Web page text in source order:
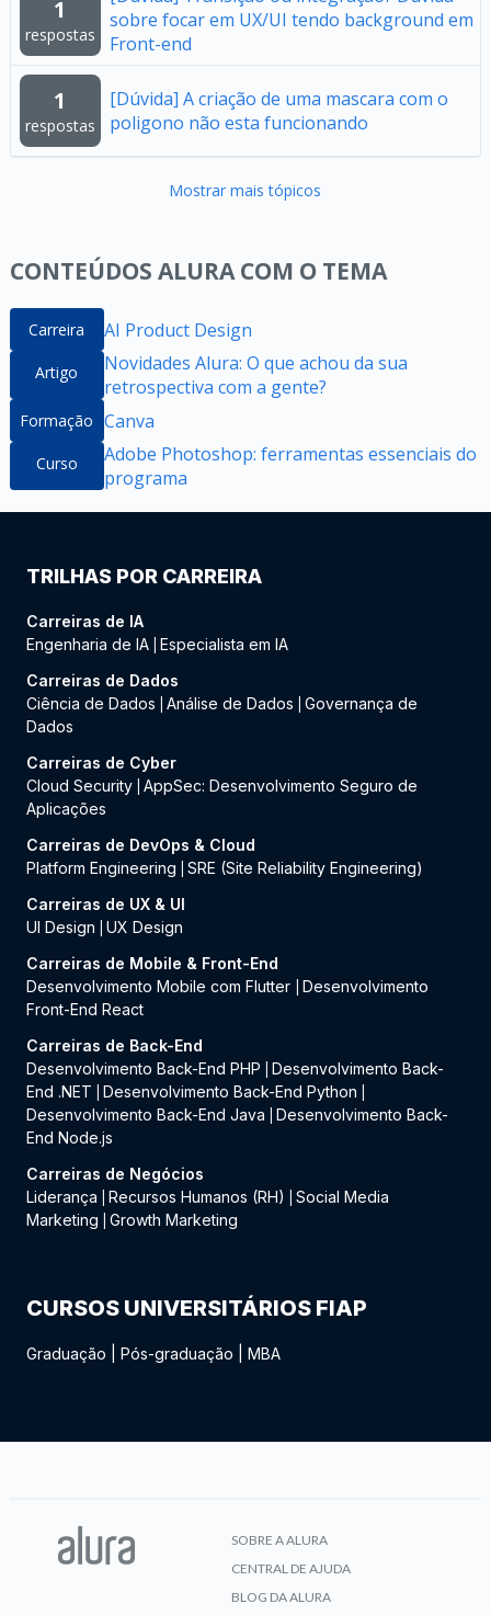
1
respostas
sobre focar em UX/UI tendo background em
Front-end
1
respostas
[Dúvida] A criação de uma mascara com o
poligono não esta funcionando
Mostrar mais tópicos
CONTEÚDOS ALURA COM O TEMA
Carreira AI Product Design
Artigo
Novidades Alura: O que achou da sua
retrospectiva com a gente?
Formação Canva
Curso
Adobe Photoshop: ferramentas essenciais do
programa
TRILHAS POR CARREIRA
Carreiras de IA
Engenharia de IA Especialista em IA
Carreiras de Dados
Ciência de Dados
Análise de Dados
Governança de
Dados
Carreiras de Cyber
Cloud Security AppSec: Desenvolvimento Seguro de
Aplicações
Carreiras de DevOps & Cloud
Platform Engineering
SRE (Site Reliability Engineering)
Carreiras de UX & UI
UI Design
UX Design
Carreiras de Mobile & Front-End
Desenvolvimento Mobile com Flutter
Desenvolvimento
Front-End React
Carreiras de Back-End
Desenvolvimento Back-End PHP
Desenvolvimento Back-
End .NET
Desenvolvimento Back-End Python
Desenvolvimento Back-End Java
Desenvolvimento Back-
End Node.js
Carreiras de Negócios
Liderança
Recursos Humanos (RH)
Social Media
Marketing
Growth Marketing
CURSOS UNIVERSITÁRIOS FIAP
Graduação Pós-graduação MBA
SOBRE A ALURA
CENTRAL DE AJUDA
BLOG DA ALURA